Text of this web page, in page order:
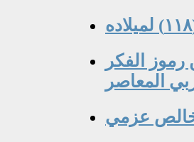
حمادي ١٩٣٠-٢٠٠٧ من رموز الفكر
المعاصر
خالص عزمي